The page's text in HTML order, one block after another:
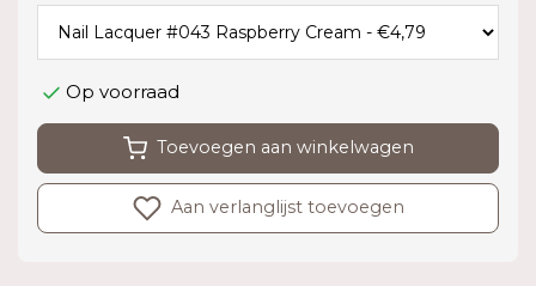
Op voorraad
Toevoegen aan winkelwagen
Aan verlanglijst toevoegen